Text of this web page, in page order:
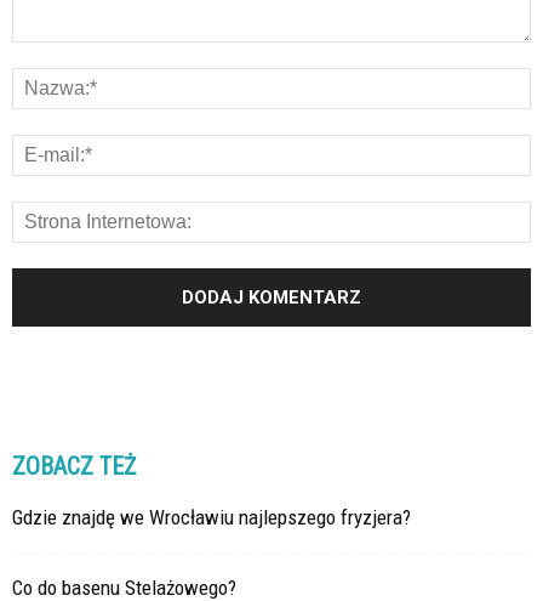
ZOBACZ TEŻ
Gdzie znajdę we Wrocławiu najlepszego fryzjera?
Co do basenu Stelażowego?